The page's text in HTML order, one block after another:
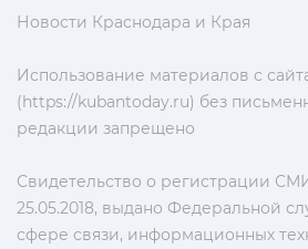
Новости Краснодара и Края
Использование материалов с
(https://kubantoday.ru) без
редакции запрещено
Свидетельство о регистрации
25.05.2018, выдано Федеральной
сфере связи, информационных